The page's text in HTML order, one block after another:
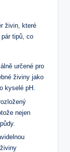
živin, které
tipů, co
určené pro
živiny jako
kyselé pH.
⁢nejen